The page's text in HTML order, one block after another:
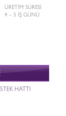
ÜRETİM SÜRESİ
4 – 5 İŞ GÜNÜ
HATTI